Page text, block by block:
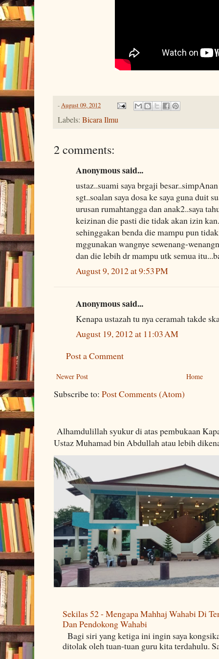
-August 09, 2012
Labels: Bicara Ilmu
2 comments:
Anonymous said...
ustaz..suami saya brgaji
sgt..soalan saya dosa ke saya guna duit
urusan rumahtangga dan anak2..saya
keizinan die pasti die tidak akan izin
sehinggakan benda die mampu pun
mggunakan wangnye sewenang-
dan die lebih dr mampu utk semua
August 9, 2012 at 9:53 PM
Anonymous said...
Kenapa ustazah tu nya ceramah takde
August 19, 2012 at 11:03 AM
Post a Comment
Newer Post Home
Subscribe to: Post Comments (Atom)
Alhamdulillah syukur di atas pembukaan
Ustaz Muhamad bin Abdullah atau lebih
Sekilas 52 - Mengapa Mahhaj Wahabi Di
Dan Pendokong Wahabi
Bagi siri yang ketiga ini ingin saya
ditolak oleh tuan-tuan guru kita terdahulu.